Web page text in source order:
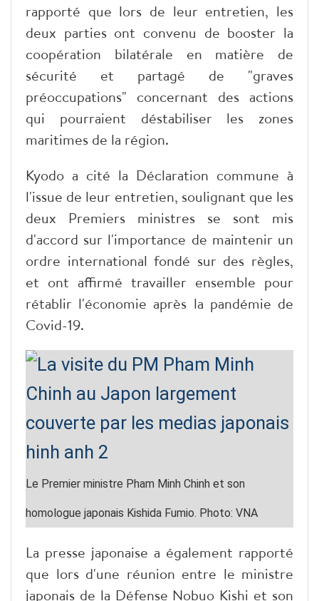
rapporté que lors de leur entretien, les
deux parties ont convenu de booster la
coopération bilatérale en matière de
sécurité et partagé de "graves
préoccupations" concernant des actions
qui pourraient déstabiliser les zones
maritimes de la région.
Kyodo a cité la Déclaration commune à
l'issue de leur entretien, soulignant que les
deux Premiers ministres se sont mis
d'accord sur l'importance de maintenir un
ordre international fondé sur des règles,
et ont affirmé travailler ensemble pour
rétablir l'économie après la pandémie de
Covid-19.
Le Premier ministre Pham Minh Chinh et son
homologue japonais Kishida Fumio. Photo: VNA
La presse japonaise a également rapporté
que lors d'une réunion entre le ministre
japonais de la Défense Nobuo Kishi et son